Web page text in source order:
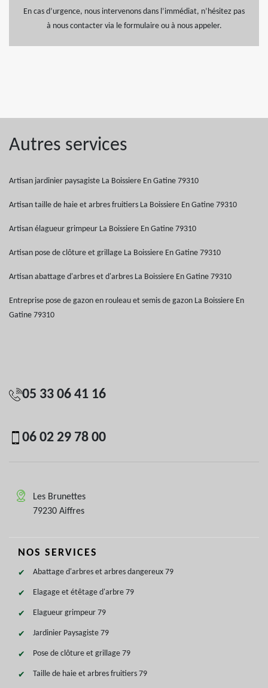
En cas d’urgence, nous intervenons dans l’immédiat, n’hésitez pas
à nous contacter via le formulaire ou à nous appeler.
Autres services
Artisan jardinier paysagiste La Boissiere En Gatine 79310
Artisan taille de haie et arbres fruitiers La Boissiere En Gatine 79310
Artisan élagueur grimpeur La Boissiere En Gatine 79310
Artisan pose de clôture et grillage La Boissiere En Gatine 79310
Artisan abattage d'arbres et d'arbres La Boissiere En Gatine 79310
Entreprise pose de gazon en rouleau et semis de gazon La Boissiere En
Gatine 79310
05 33 06 41 16
06 02 29 78 00
Les Brunettes
79230 Aiffres
NOS SERVICES
Abattage d'arbres et arbres dangereux 79
Elagage et étêtage d'arbre 79
Elagueur grimpeur 79
Jardinier Paysagiste 79
Pose de clôture et grillage 79
Taille de haie et arbres fruitiers 79